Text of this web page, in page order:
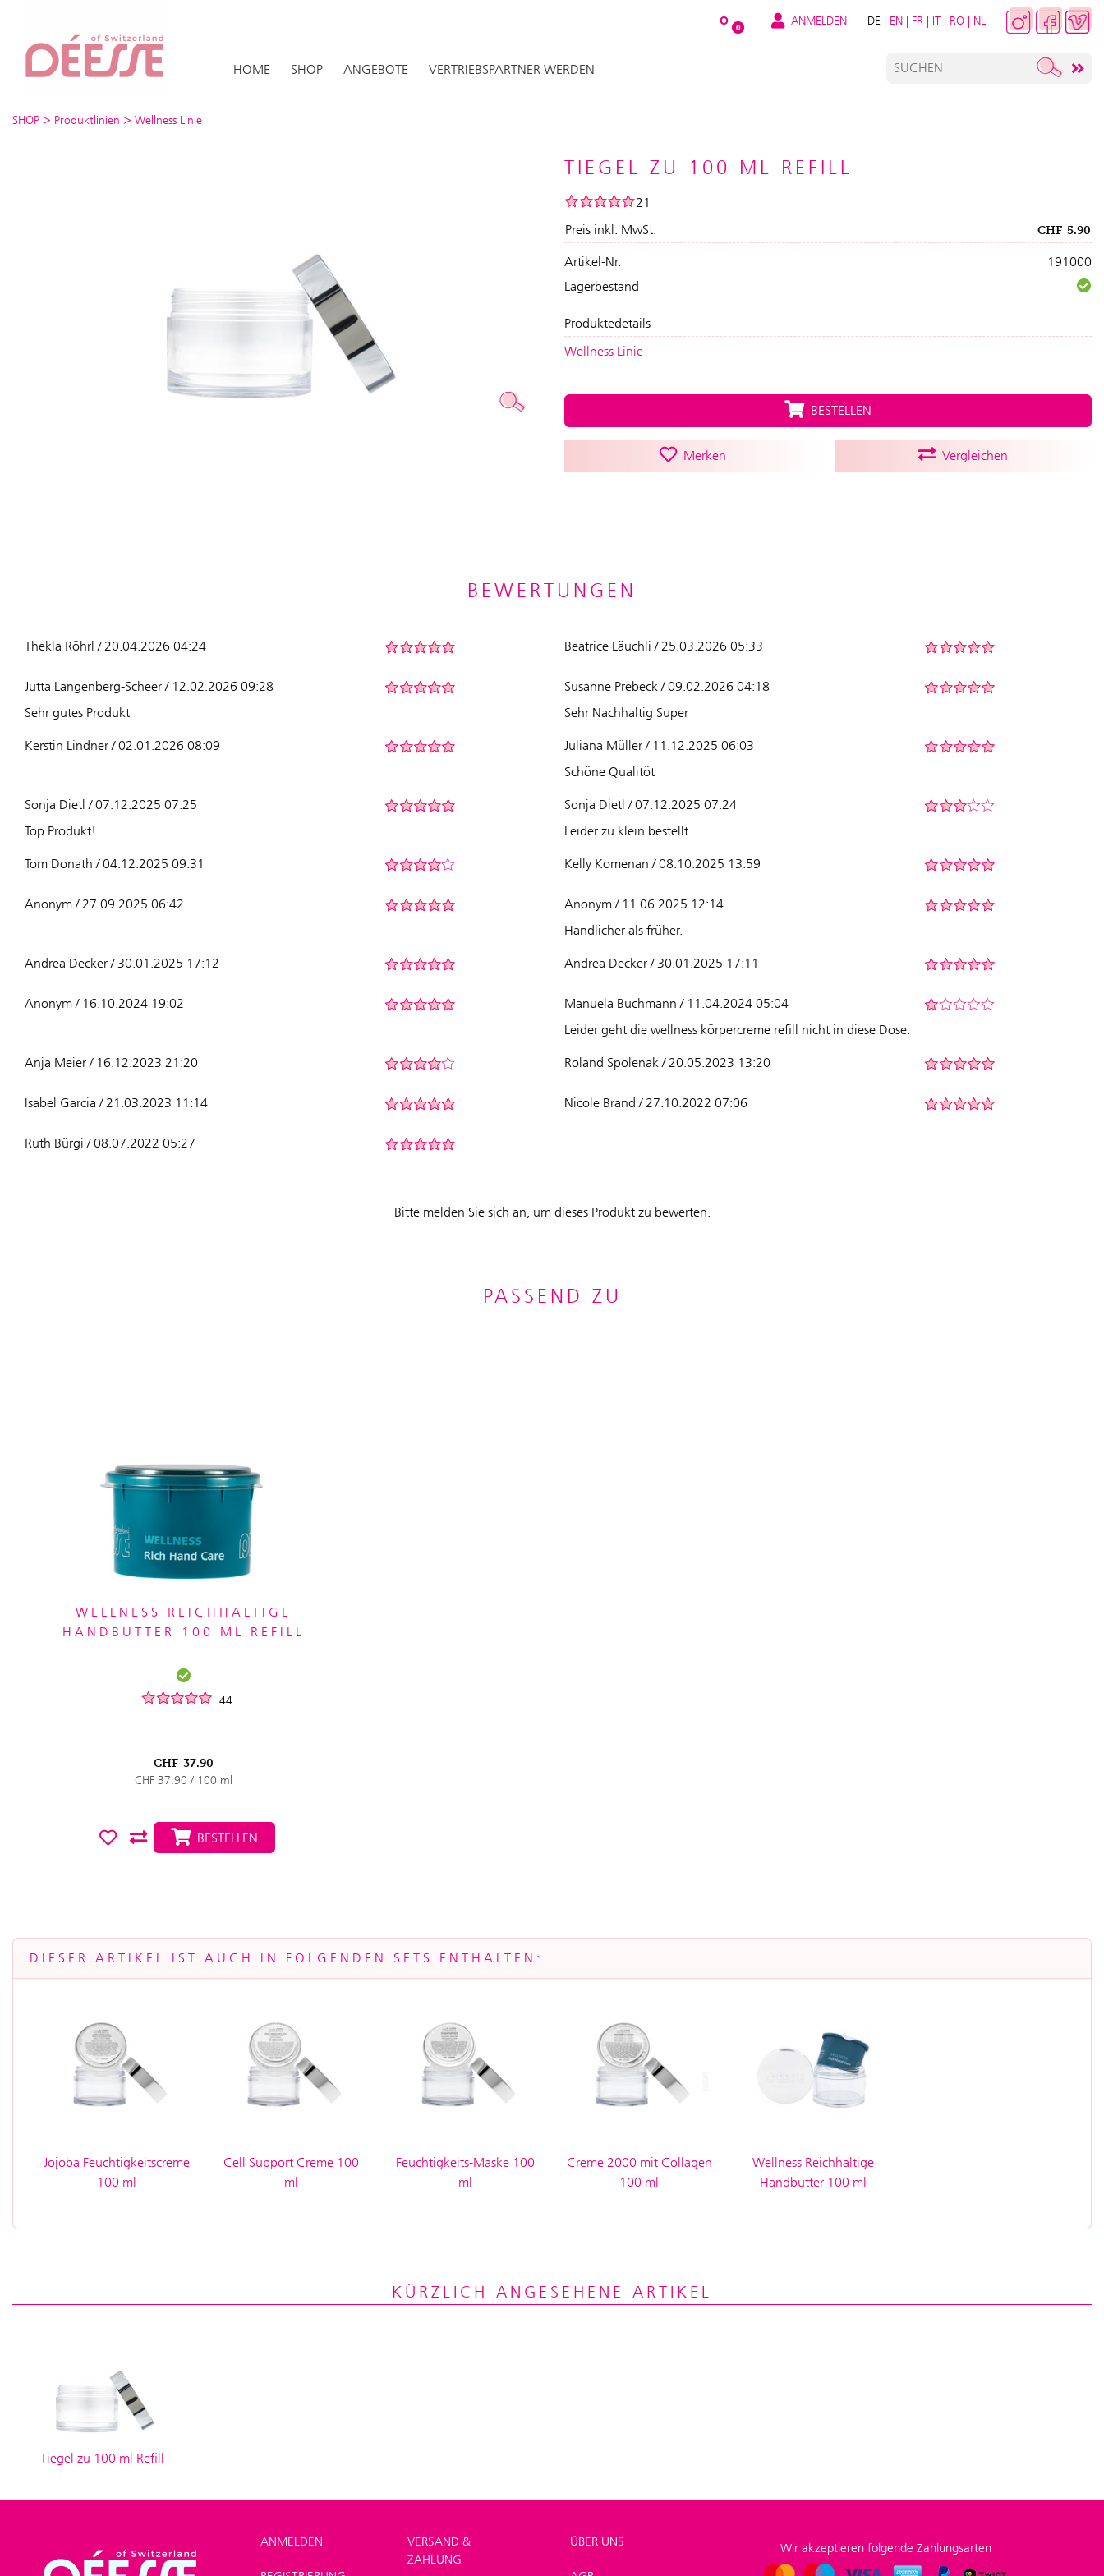
O 0 ANMELDEN DE | EN | FR | IT | RO | NL
HOME SHOP ANGEBOTE VERTRIEBSPARTNER WERDEN
SHOP > Produktlinien > Wellness Linie
TIEGEL ZU 100 ML REFILL
21
Preis inkl. MwSt.
CHF 5.90
Artikel-Nr.
191000
Lagerbestand
Produktedetails
Wellness Linie
BESTELLEN
Merken Vergleichen
BEWERTUNGEN
Thekla Röhrl / 20.04.2026 04:24 Beatrice Läuchli / 25.03.2026 05:33
Jutta Langenberg-Scheer / 12.02.2026 09:28
Sehr gutes Produkt
Susanne Prebeck / 09.02.2026 04:18
Sehr Nachhaltig Super
Kerstin Lindner / 02.01.2026 08:09
Juliana Müller / 11.12.2025 06:03
Schöne Qualitöt
Sonja Dietl / 07.12.2025 07:25
Top Produkt!
Sonja Dietl / 07.12.2025 07:24
Leider zu klein bestellt
Tom Donath / 04.12.2025 09:31 Kelly Komenan / 08.10.2025 13:59
Anonym / 27.09.2025 06:42
Anonym / 11.06.2025 12:14
Handlicher als früher.
Andrea Decker / 30.01.2025 17:12 Andrea Decker / 30.01.2025 17:11
Anonym / 16.10.2024 19:02
Manuela Buchmann / 11.04.2024 05:04
Leider geht die wellness körpercreme refill nicht in diese Dose.
Anja Meier / 16.12.2023 21:20 Roland Spolenak / 20.05.2023 13:20
Isabel Garcia / 21.03.2023 11:14 Nicole Brand / 27.10.2022 07:06
Ruth Bürgi / 08.07.2022 05:27
Bitte melden Sie sich an, um dieses Produkt zu bewerten.
PASSEND ZU
WELLNESS REICHHALTIGE
HANDBUTTER 100 ML REFILL
44
CHF 37.90
CHF 37.90 / 100 ml
BESTELLEN
DIESER ARTIKEL IST AUCH IN FOLGENDEN SETS ENTHALTEN:
Jojoba Feuchtigkeitscreme
100 ml
Cell Support Creme 100
ml
Feuchtigkeits-Maske 100
ml
Creme 2000 mit Collagen
100 ml
Wellness Reichhaltige
Handbutter 100 ml
KÜRZLICH ANGESEHENE ARTIKEL
Tiegel zu 100 ml Refill
ANMELDEN
VERSAND &
ZAHLUNG
ÜBER UNS Wir akzeptieren folgende Zahlungsarten